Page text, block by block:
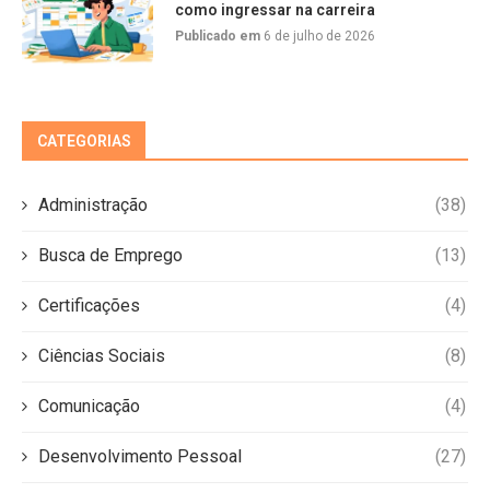
como ingressar na carreira
Publicado em 6 de julho de 2026
CATEGORIAS
Administração (38)
Busca de Emprego (13)
Certificações (4)
Ciências Sociais (8)
Comunicação (4)
Desenvolvimento Pessoal (27)